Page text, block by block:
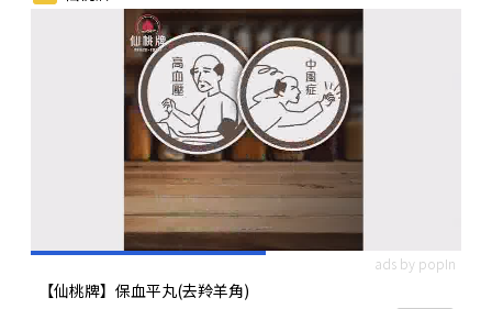
ads by popIn
【仙桃牌】保血平丸(去羚羊角)